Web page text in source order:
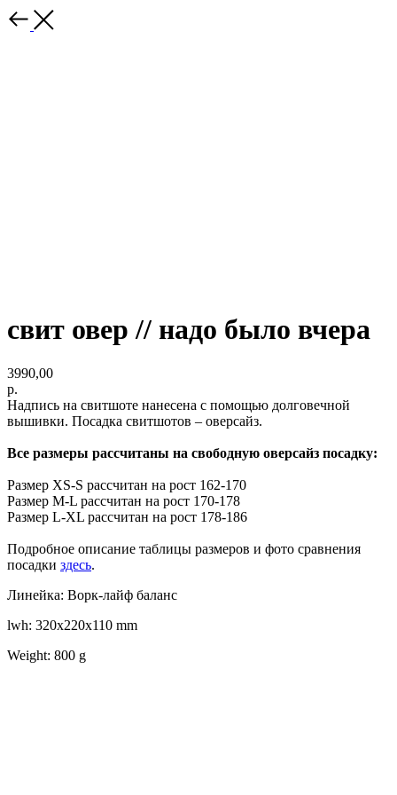
свит овер // надо было вчера
3990,00
р.
Надпись на свитшоте нанесена с помощью долговечной
вышивки. Посадка свитшотов – оверсайз.
Все размеры рассчитаны на свободную оверсайз посадку:
Размер XS-S рассчитан на рост 162-170
Размер M-L рассчитан на рост 170-178
Размер L-XL рассчитан на рост 178-186
Подробное описание таблицы размеров и фото сравнения
посадки здесь.
Линейка: Ворк-лайф баланс
lwh: 320x220x110 mm
Weight: 800 g